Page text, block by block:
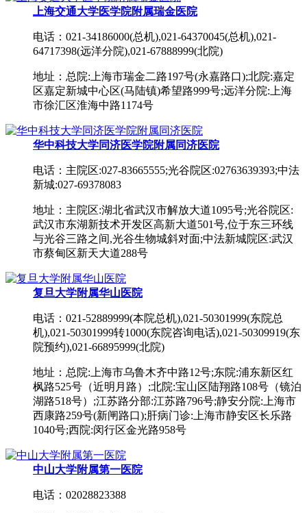
上海交通大学医学院附属瑞金医院
电话：021-34186000(总机),021-64370045(总机),021-
64717398(远洋分院),021-67888999(北院)
地址：总院:上海市瑞金二路197号(永嘉路口);北院:嘉定
区嘉定新城中心区(马陆镇)希望路999号;远洋分院:上海
市徐汇区淮海中路1174号
华中科技大学同济医学院附属同济医院
电话：主院区:027-83665555;光谷院区:02763639393;中法
新城:027-69378083
地址：主院区:湖北省武汉市解放大道1095号;光谷院区:
武汉市东湖新技术开发区高新大道501号,位于东三环线
与光谷三路之间,光谷生物城斜对面;中法新城院区:武汉
市蔡甸区新天大道288号
复旦大学附属华山医院
电话：021-52889999(本院总机),021-50301999(东院总
机),021-50301999转1000(东院咨询电话),021-50309919(东
院预约),021-66895999(北院)
地址：总院:上海市乌鲁木齐中路12号;东院:浦东新区红
枫路525号（近明月路）;北院:宝山区陆翔路108号（镜泊
湖路518号）;江苏路分部:江苏路796号;静安分院:上海市
西康路259号(新闸路口);肝病门诊:上海市静安区长乐路
1040号;西院:闵行区金光路958号
中山大学附属第一医院
电话：02028823388